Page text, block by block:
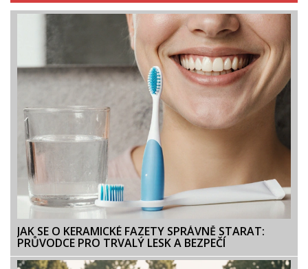
JAK SE O KERAMICKÉ FAZETY SPRÁVNĚ STARAT:
PRŮVODCE PRO TRVALÝ LESK A BEZPEČÍ